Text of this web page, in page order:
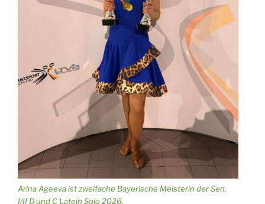
Arina Ageeva ist zweifache Bayerische Meisterin der Sen.
I/II D und C Latein Solo 2026.